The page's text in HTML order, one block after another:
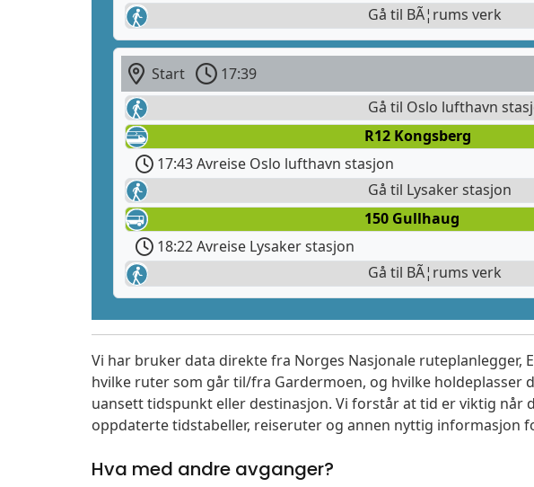
Gå til BÃ¦rums verk
Start 17:39
Gå til Oslo lufthavn
R12 Kongsberg
17:43 Avreise Oslo lufthavn stasjon
Gå til Lysaker stasjon
150 Gullhaug
18:22 Avreise Lysaker stasjon
Gå til BÃ¦rums verk
Vi har bruker data direkte fra Norges Nasjonale
hvilke ruter som går til/fra Gardermoen, og hvilke
uansett tidspunkt eller destinasjon. Vi forstår at tid er viktig når
oppdaterte tidstabeller, reiseruter og annen nyttig informasjon
Hva med andre avganger?